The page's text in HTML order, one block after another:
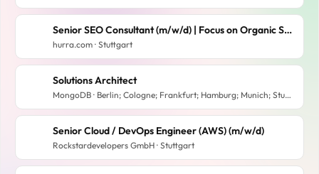
Senior SEO Consultant (m/w/d) | Focus on Organic Search & AI | 100% Remote
hurra.com · Stuttgart
Solutions Architect
MongoDB · Berlin; Cologne; Frankfurt; Hamburg; Munich; Stuttgart
Senior Cloud / DevOps Engineer (AWS) (m/w/d)
Rockstardevelopers GmbH · Stuttgart